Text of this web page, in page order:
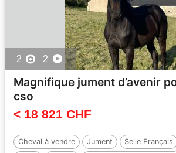
2 2
Magnifique jument d’avenir
cso
< 18 821 CHF
Cheval à vendre Jument Selle Français